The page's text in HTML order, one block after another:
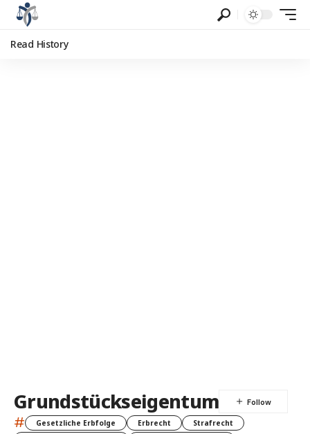
Read History
Grundstückseigentum
# Gesetzliche Erbfolge Erbrecht
Strafrecht